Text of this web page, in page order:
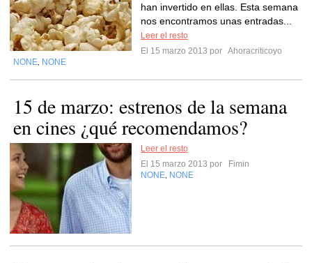
han invertido en ellas. Esta semana
nos encontramos unas entradas...
Leer el resto
El 15 marzo 2013 por Ahoracriticoyo
NONE NONE
15 de marzo: estrenos de la semana
en cines ¿qué recomendamos?
Leer el resto
El 15 marzo 2013 por
Fimin
NONE NONE